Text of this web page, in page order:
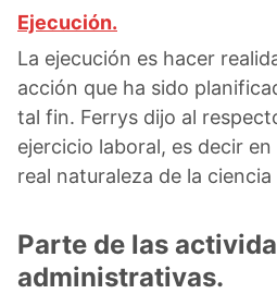
Ejecución.
La ejecución es hacer
acción que ha sido
tal fin. Ferrys dijo al
ejercicio laboral, es decir
real naturaleza de la
Parte de las
administrativas.